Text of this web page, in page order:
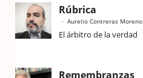
Rúbrica
Aurelio Contreras Moreno
El árbitro de la verdad
Remembranzas